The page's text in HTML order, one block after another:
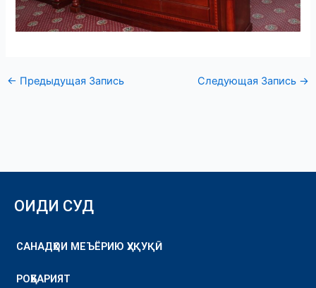
← Предыдущая Запись Следующая Запись →
ОИДИ СУД
САНАДҲОИ МЕЪЁРИЮ ҲУҚУҚӢ
РОҲБАРИЯТ